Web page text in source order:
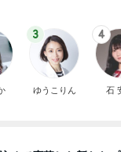
3
ゆうこりん
4
石